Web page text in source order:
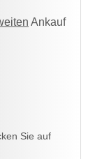
Ankauf
Sie auf